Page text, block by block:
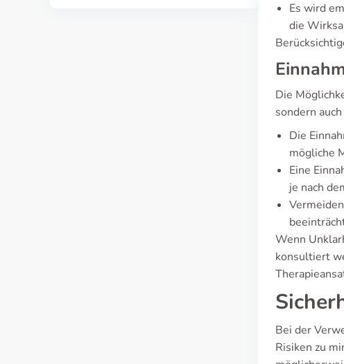
Es wird
die
Die
sondern
Die
mögliche
Eine
je nach
Wenn
konsultiert
Bei der
Risiken zu